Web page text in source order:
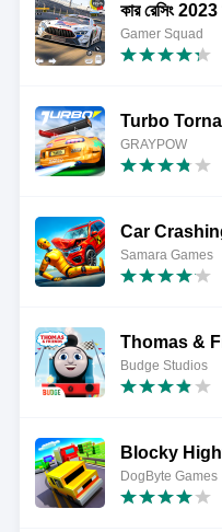
কার রেসিং
Gamer Squad
Turbo
GRAYPOW
Car
Samara Games
Thomas &
Budge Studios
Blocky
DogByte Games